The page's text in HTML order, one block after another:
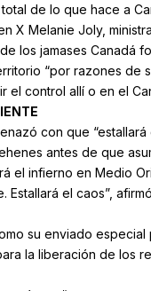
de lo que hace a
X Melanie Joly,
los jamases Canadá
“por razones de
el control allí o en el
con que
antes de que
el infierno en Medio
el caos”,
su enviado especial
la liberación de los